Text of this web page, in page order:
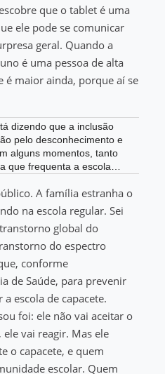
que o tablet é uma
ele pode se comunicar
geral. Quando a
é uma pessoa de alta
é maior ainda, porque aí se
dizendo que a inclusão
pelo desconhecimento e
alguns momentos, tanto
que frequenta a escola…
A família estranha o
na escola regular. Sei
global do
do espectro
conforme
de Saúde, para prevenir
escola de capacete.
foi: ele não vai aceitar o
vai reagir. Mas ele
o capacete, e quem
escolar. Quem